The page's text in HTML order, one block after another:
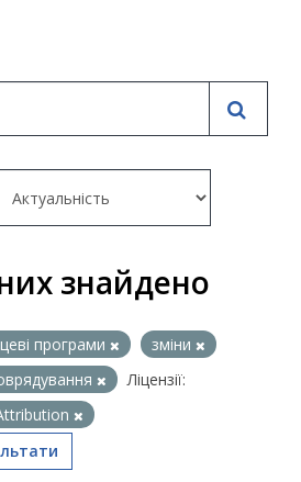
знайдено
програми
зміни
Ліцензії: